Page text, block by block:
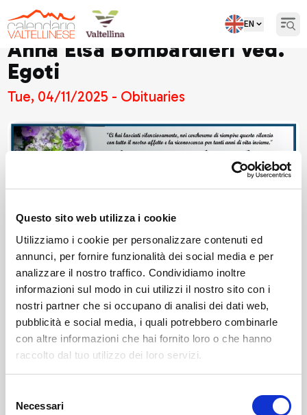
Questo sito web utilizza i cookie
Utilizziamo i cookie per personalizzare contenuti ed
annunci, per fornire funzionalità dei social media e per
analizzare il nostro traffico. Condividiamo inoltre
informazioni sul modo in cui utilizzi il nostro sito con i
nostri partner che si occupano di analisi dei dati web,
pubblicità e social media, i quali potrebbero combinarle
con altre informazioni che hai fornito loro o che hanno
raccolto dal tuo utilizzo dei loro servizi.
delNecessari
EN
Anna Elsa Bombardieri ved.
Egoti
Tue, 04/11/2025 - Obituaries